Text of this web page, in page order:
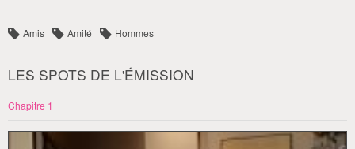
Amis Amité Hommes
LES SPOTS DE L'ÉMISSION
Chapitre 1